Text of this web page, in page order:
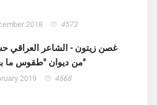
2018 4573
غصن زيتون - الشاعر العراقي
من ديوان "طقوس ما بعد الأربعين"
2019 4568